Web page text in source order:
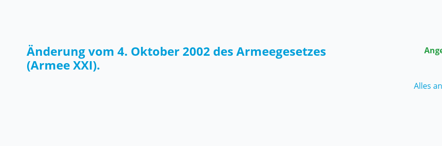
Änderung vom 4. Oktober 2002 des Armeegesetzes
(Armee XXI).
Alles